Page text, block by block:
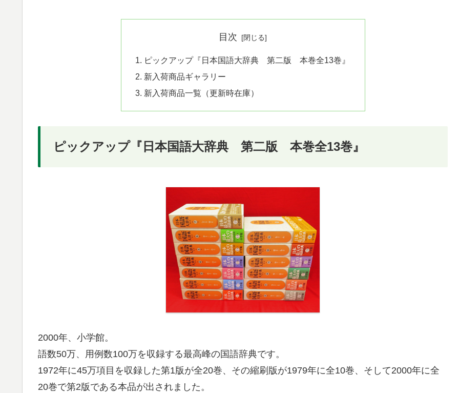
目次
ピックアップ『日本国語大辞典 第二版 本巻全13巻』
新入荷商品ギャラリー
新入荷商品一覧（更新時在庫）
ピックアップ『日本国語大辞典 第二版 本巻全13巻』
2000年、小学館。
語数50万、用例数100万を収録する最高峰の国語辞典です。
1972年に45万項目を収録した第1版が全20巻、その縮刷版が1979年に全10巻、そして2000年に全
20巻で第2版である本品が出されました。